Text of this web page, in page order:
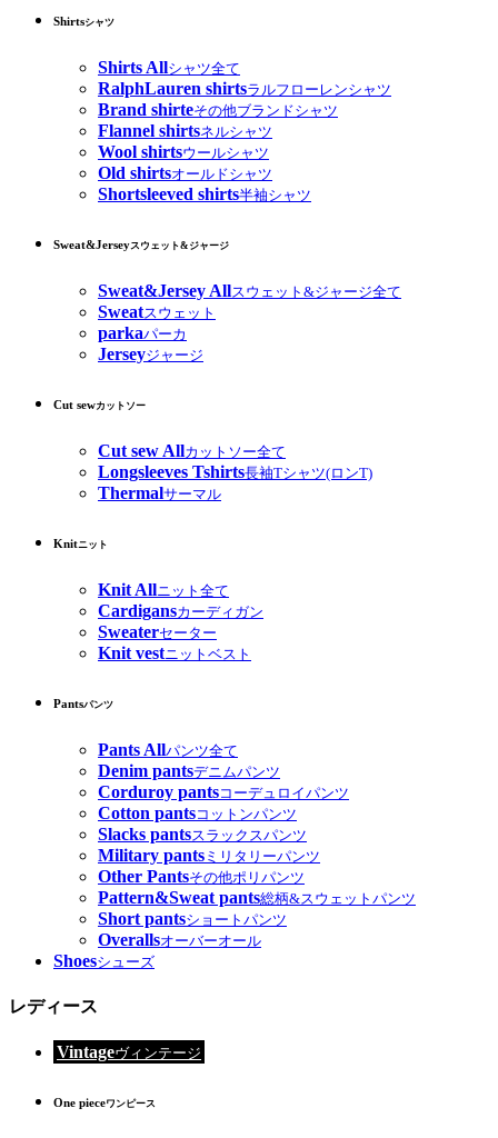
Shirtsシャツ
Shirts Allシャツ全て
RalphLauren shirtsラルフローレンシャツ
Brand shirteその他ブランドシャツ
Flannel shirtsネルシャツ
Wool shirtsウールシャツ
Old shirtsオールドシャツ
Shortsleeved shirts半袖シャツ
Sweat&Jerseyスウェット&ジャージ
Sweat&Jersey Allスウェット&ジャージ全て
Sweatスウェット
parkaパーカ
Jerseyジャージ
Cut sewカットソー
Cut sew Allカットソー全て
Longsleeves Tshirts長袖Tシャツ(ロンT)
Thermalサーマル
Knitニット
Knit Allニット全て
Cardigansカーディガン
Sweaterセーター
Knit vestニットベスト
Pantsパンツ
Pants Allパンツ全て
Denim pantsデニムパンツ
Corduroy pantsコーデュロイパンツ
Cotton pantsコットンパンツ
Slacks pantsスラックスパンツ
Military pants ミリタリーパンツ
Other Pantsその他ポリパンツ
Pattern&Sweat pants総柄&スウェットパンツ
Short pantsショートパンツ
Overallsオーバーオール
Shoesシューズ
レディース
Vintageヴィンテージ
One pieceワンピース